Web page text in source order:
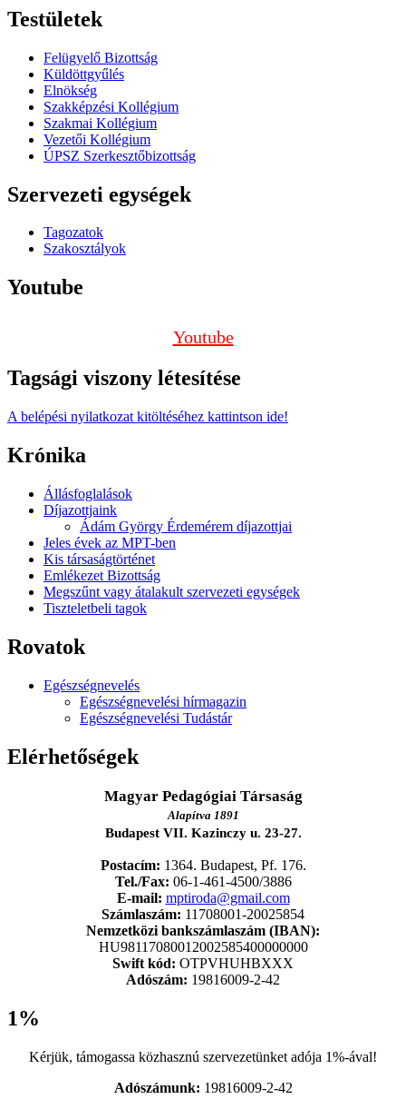
Testületek
Felügyelő Bizottság
Küldöttgyűlés
Elnökség
Szakképzési Kollégium
Szakmai Kollégium
Vezetői Kollégium
ÚPSZ Szerkesztőbizottság
Szervezeti egységek
Tagozatok
Szakosztályok
Youtube
Youtube
Tagsági viszony létesítése
A belépési nyilatkozat kitöltéséhez kattintson ide!
Krónika
Állásfoglalások
Díjazottjaink
Ádám György Érdemérem díjazottjai
Jeles évek az MPT-ben
Kis társaságtörténet
Emlékezet Bizottság
Megszűnt vagy átalakult szervezeti egységek
Tiszteletbeli tagok
Rovatok
Egészségnevelés
Egészségnevelési hírmagazin
Egészségnevelési Tudástár
Elérhetőségek
Magyar Pedagógiai Társaság
Alapítva 1891
Budapest VII. Kazinczy u. 23-27.
Postacím: 1364. Budapest, Pf. 176.
Tel./Fax: 06-1-461-4500/3886
E-mail: mptiroda@gmail.com
Számlaszám: 11708001-20025854
Nemzetközi bankszámlaszám (IBAN):
HU98117080012002585400000000
Swift kód: OTPVHUHBXXX
Adószám: 19816009-2-42
1%
Kérjük, támogassa közhasznú szervezetünket adója 1%-ával!
Adószámunk: 19816009-2-42